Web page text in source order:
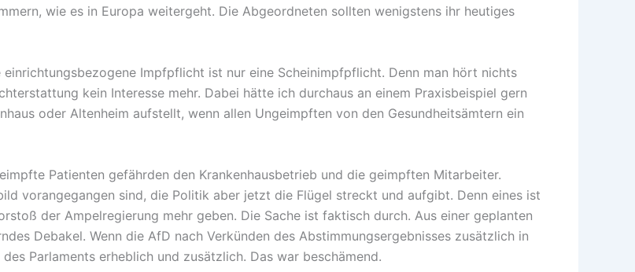
wie es in Europa weitergeht. Die Abgeordneten sollten wenigstens ihr heutiges
Impfpflicht ist nur eine Scheinimpfpflicht. Denn man hört nichts
kein Interesse mehr. Dabei hätte ich durchaus an einem Praxisbeispiel gern
oder Altenheim aufstellt, wenn allen Ungeimpften von den Gesundheitsämtern ein
Patienten gefährden den Krankenhausbetrieb und die geimpften Mitarbeiter.
vorangegangen sind, die Politik aber jetzt die Flügel streckt und aufgibt. Denn eines ist
der Ampelregierung mehr geben. Die Sache ist faktisch durch. Aus einer geplanten
Debakel. Wenn die AfD nach Verkünden des Abstimmungsergebnisses zusätzlich in
Parlaments erheblich und zusätzlich. Das war beschämend.